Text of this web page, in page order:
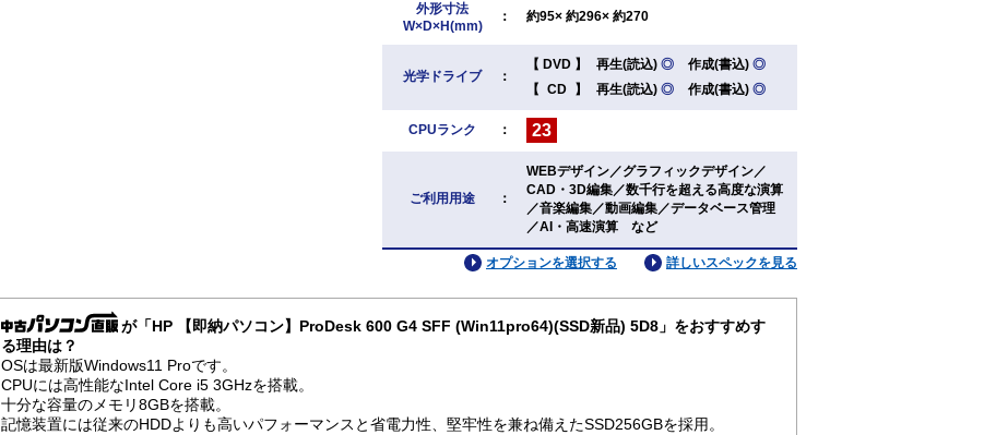
外形寸法
W×D×H(mm)
： 約95× 約296× 約270
光学ドライブ ：
【 DVD 】 再生(読込) ◎ 作成(書込) ◎
【 CD 】 再生(読込) ◎ 作成(書込) ◎
CPUランク ： 23
ご利用用途 ：
WEBデザイン／グラフィックデザイン／
CAD・3D編集／数千行を超える高度な演算
／音楽編集／動画編集／データベース管理
／AI・高速演算 など
詳しいスペックを見る
オプションを選択する
が「HP 【即納パソコン】ProDesk 600 G4 SFF (Win11pro64)(SSD新品) 5D8」をおすすめす
る理由は？
OSは最新版Windows11 Proです。
CPUには高性能なIntel Core i5 3GHzを搭載。
十分な容量のメモリ8GBを搭載。
記憶装置には従来のHDDよりも高いパフォーマンスと省電力性、堅牢性を兼ね備えたSSD256GBを採用。